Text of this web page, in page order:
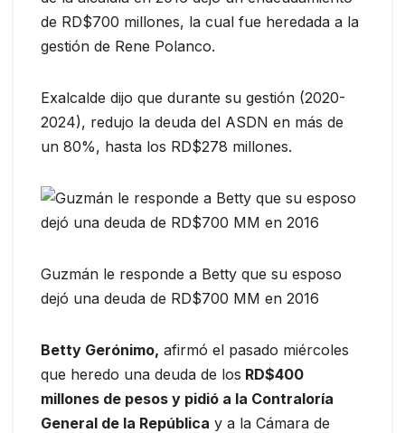
de RD$700 millones, la cual fue heredada a la
gestión de Rene Polanco.
Exalcalde dijo que durante su gestión (2020-
2024), redujo la deuda del ASDN en más de
un 80%, hasta los RD$278 millones.
Guzmán le responde a Betty que su esposo
dejó una deuda de RD$700 MM en 2016
Betty Gerónimo, afirmó el pasado miércoles
que heredo una deuda de los RD$400
millones de pesos y pidió a la Contraloría
General de la República y a la Cámara de